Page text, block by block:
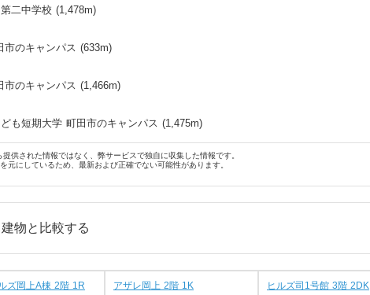
二中学校 (1,478m)
市のキャンパス (633m)
市のキャンパス (1,466m)
も短期大学 町田市のキャンパス (1,475m)
供された情報ではなく、弊サービスで独自に収集した情報です。
にしているため、最新および正確でない可能性があります。
物と比較する
ズ岡上A棟 2階 1R アザレ岡上 2階 1K ヒルズ司1号館 3階 2DK